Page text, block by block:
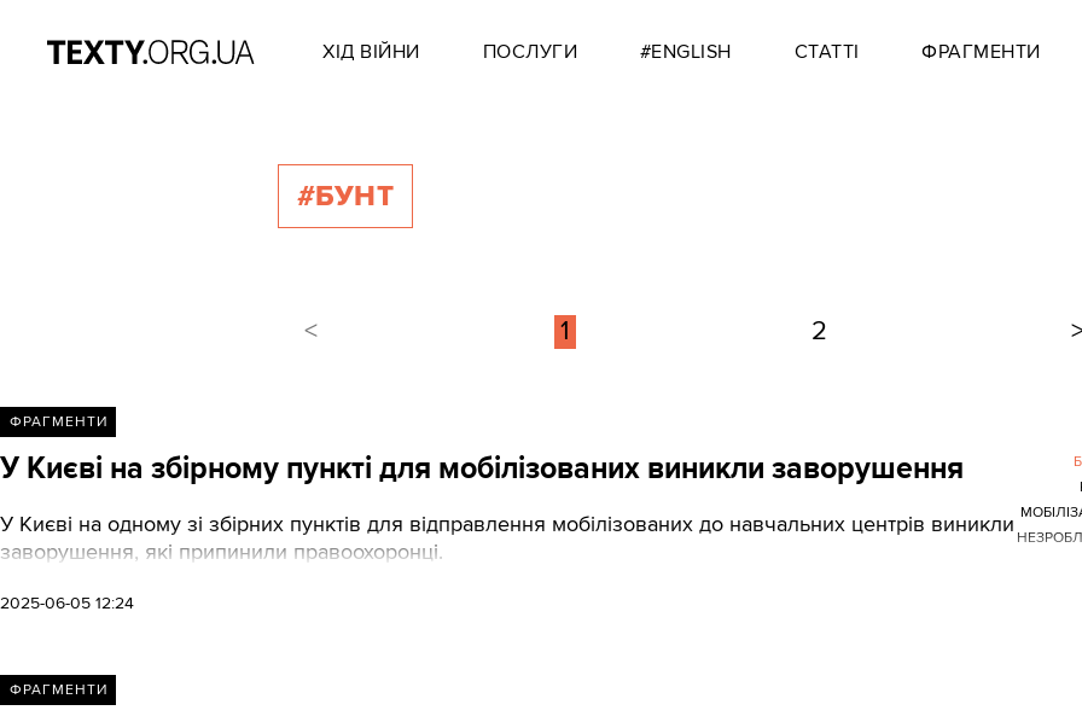
ХІД ВІЙНИ ПОСЛУГИ #ENGLISH СТАТТІ ФРАГМЕНТИ
#БУНТ
< 1 2
ФРАГМЕНТИ
У Києві на збірному пункті для мобілізованих виникли заворушення
У Києві на одному зі збірних пунктів для відправлення мобілізованих до навчальних центрів виникли
заворушення, які припинили правоохоронці.
2025-06-05 12:24
ФРАГМЕНТИ